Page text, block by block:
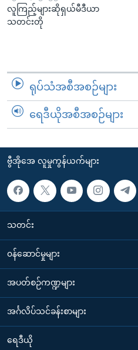
လူကြည့်များဆိုရှယ်မီဒီယာ
သတင်းတို
ရုပ်သံအစီအစဉ်များ
ရေဒီယိုအစီအစဉ်များ
ဗွီအိုအေ လူမှုကွန်ယက်များ
သတင်း
၀န်ဆောင်မှုများ
အပတ်စဉ်ကဏ္ဍများ
အင်္ဂလိပ်သင်ခန်းစာများ
ရေဒီယို